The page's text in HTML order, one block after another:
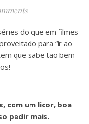
para “ir ao
que sabe tão bem
com um licor, boa
pedir mais.